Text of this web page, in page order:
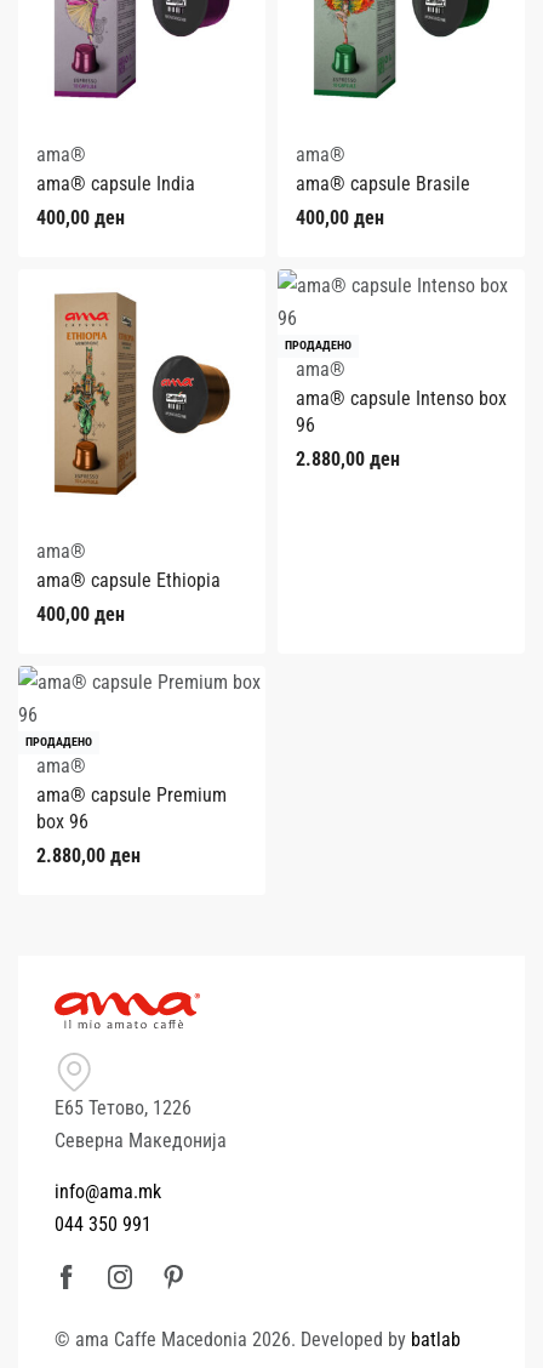
ama®
ama® capsule India
400,00 ден
ama®
ama® capsule Brasile
400,00 ден
ama®
ama® capsule Ethiopia
400,00 ден
ПРОДАДЕНО
ama®
ama® capsule Intenso box
96
2.880,00 ден
ПРОДАДЕНО
ama®
ama® capsule Premium
box 96
2.880,00 ден
Е65 Тетово, 1226
Северна Македонија
info@ama.mk
044 350 991
© ama Caffe Macedonia 2026. Developed by batlab